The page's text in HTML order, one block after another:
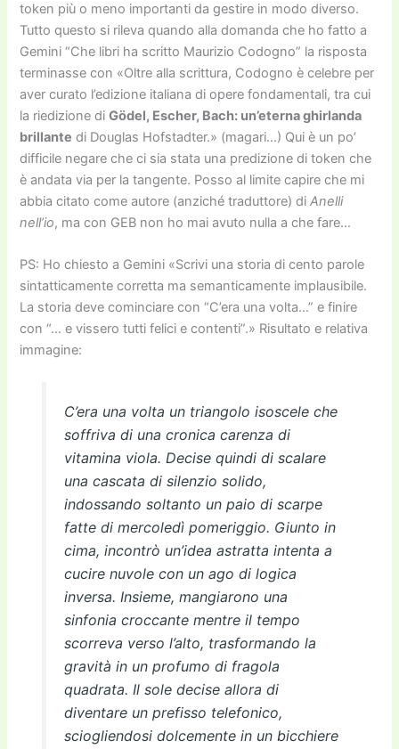
token più o meno importanti da gestire in modo diverso.
Tutto questo si rileva quando alla domanda che ho fatto a
Gemini “Che libri ha scritto Maurizio Codogno” la risposta
terminasse con «Oltre alla scrittura, Codogno è celebre per
aver curato l’edizione italiana di opere fondamentali, tra cui
la riedizione diGödel, Escher, Bach: un’eterna ghirlanda
brillante di Douglas Hofstadter.» (magari…) Qui è un po’
difficile negare che ci sia stata una predizione di token che
è andata via per la tangente. Posso al limite capire che mi
abbia citato come autore (anziché traduttore) diAnelli
nell’io, ma con GEB non ho mai avuto nulla a che fare…
PS: Ho chiesto a Gemini «Scrivi una storia di cento parole
sintatticamente corretta ma semanticamente implausibile.
La storia deve cominciare con “C’era una volta…” e finire
con “… e vissero tutti felici e contenti”.» Risultato e relativa
immagine:
C’era una volta un triangolo isoscele che
soffriva di una cronica carenza di
vitamina viola. Decise quindi di scalare
una cascata di silenzio solido,
indossando soltanto un paio di scarpe
fatte di mercoledì pomeriggio. Giunto in
cima, incontrò un’idea astratta intenta a
cucire nuvole con un ago di logica
inversa. Insieme, mangiarono una
sinfonia croccante mentre il tempo
scorreva verso l’alto, trasformando la
gravità in un profumo di fragola
quadrata. Il sole decise allora di
diventare un prefisso telefonico,
sciogliendosi dolcemente in un bicchiere